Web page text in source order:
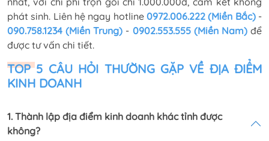
phát sinh. Liên hệ ngay hotline 0972.006.222 (Miền Bắc) -
090.758.1234 (Miền Trung) - 0902.553.555 (Miền Nam)để
được tư vấn chi tiết.
TOP 5 CÂU HỎI THƯỜNG GẶP VỀ ĐỊA ĐIỂM
KINH DOANH
1. Thành lập địa điểm kinh doanh khác tỉnh được
không?